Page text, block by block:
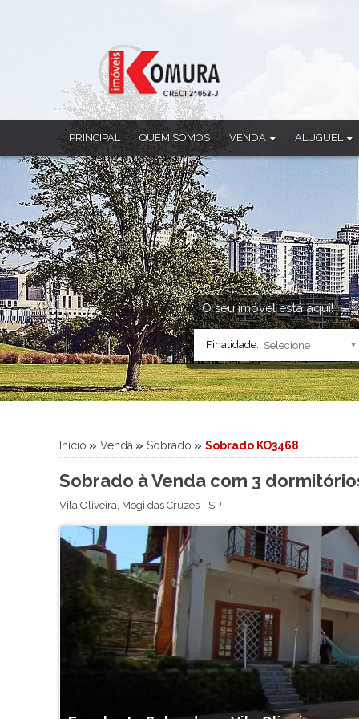
PRINCIPAL QUEM SOMOS VENDA
Casa Comercial
Casa em Condomínio
Chácara
Cobertura Duplex
Imóvel Comercial
Prédio
Sala Comercial
Salão
Sítio
Sobrado
Terreno em Condomínio
ALUGUEL
Casa
Casa em
Ponto
Sala
Salão
Sobrado
O seu imóvel está aqui!
Finalidade:
Início » Venda » Sobrado » Sobrado KO3468
Sobrado à Venda com 3
Vila Oliveira, Mogi das Cruzes- SP